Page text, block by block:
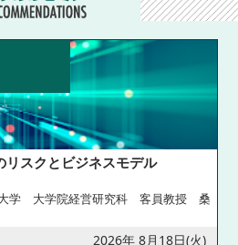
スクとビジネスモデル
学 大学院経営研究科 客員教授 桑
2026年 8月18日(火)